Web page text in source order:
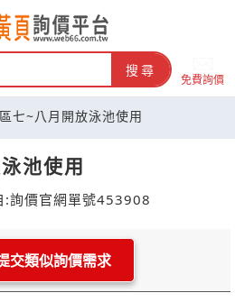
搜尋
免費詢價
七~八月開放泳池使用
池使用
:詢價官網單號453908
交類似詢價需求